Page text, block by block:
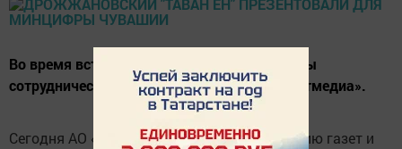
Во время встречи были обговорены вопросы
сотрудничества и взаимодействия с АО «Татмедиа».
Сегодня АО «Татмедиа» провела презентацию газет и